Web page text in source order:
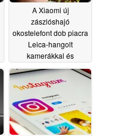
A Xiaomi új
zászlóshajó
okostelefont dob piacra
Leica-hangolt
kamerákkal és
Dimensity 9500
lapkakészlettel
05/28/2026